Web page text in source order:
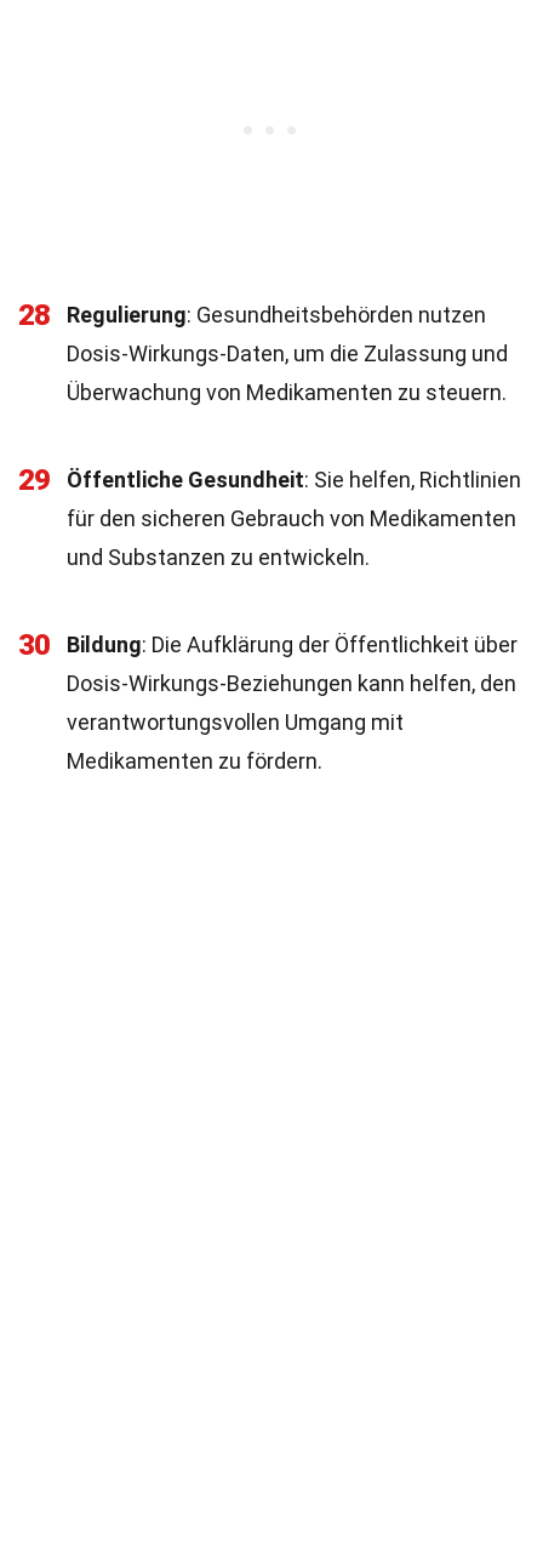
28 Regulierung: Gesundheitsbehörden nutzen
Dosis-Wirkungs-Daten, um die Zulassung und
Überwachung von Medikamenten zu steuern.
29 Öffentliche Gesundheit: Sie helfen, Richtlinien
für den sicheren Gebrauch von Medikamenten
und Substanzen zu entwickeln.
30 Bildung: Die Aufklärung der Öffentlichkeit über
Dosis-Wirkungs-Beziehungen kann helfen, den
verantwortungsvollen Umgang mit
Medikamenten zu fördern.